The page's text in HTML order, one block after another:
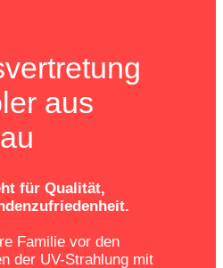
aus
für Qualität,
Familie vor den
der UV-Strahlung mit